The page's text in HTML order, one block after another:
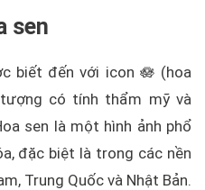
sen
biết đến với icon 🪷 (hoa
có tính thẩm mỹ và
sen là một hình ảnh phổ
đặc biệt là trong các nền
Trung Quốc và Nhật Bản.